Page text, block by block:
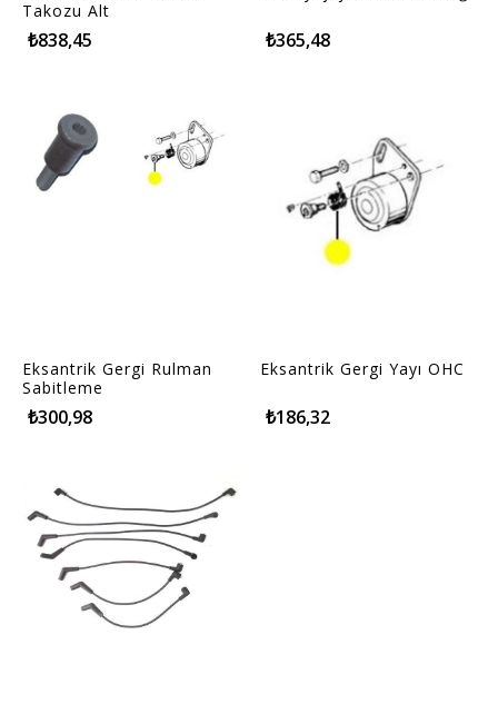
Takozu Alt
₺838,45 ₺365,48
Eksantrik Gergi Rulman
Sabitleme
₺300,98
Eksantrik Gergi Yayı OHC
₺186,32